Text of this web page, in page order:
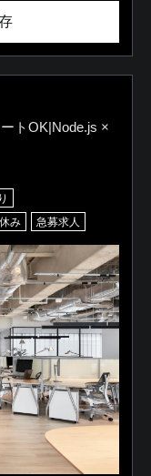
トOK|Node.js ×
み 急募求人